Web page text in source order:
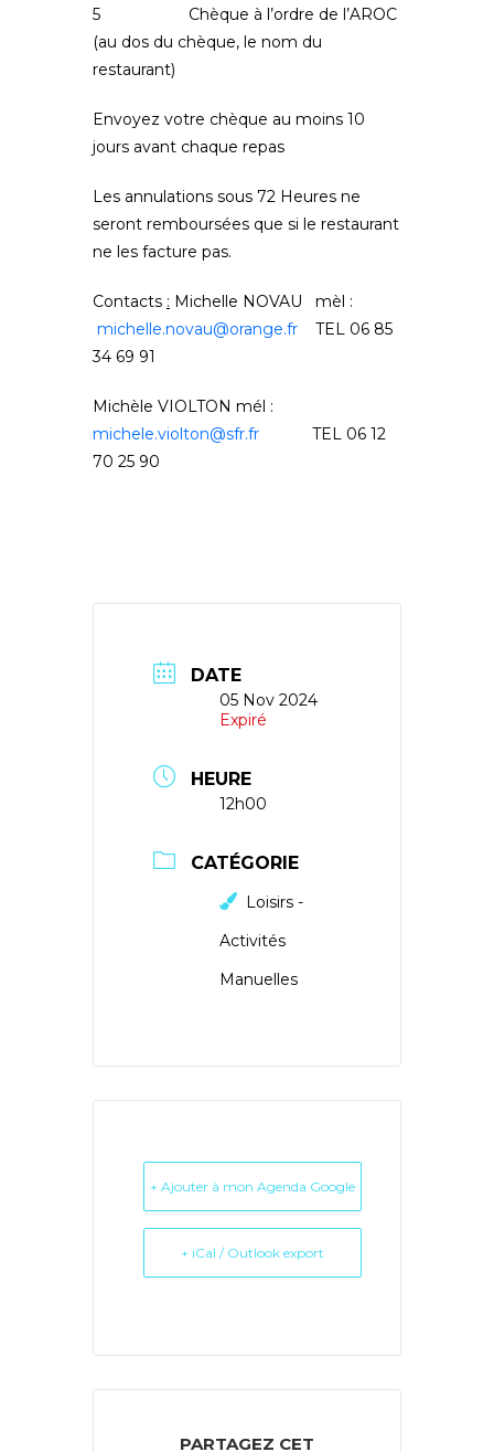
5 Chèque à l’ordre de l’AROC
(au dos du chèque, le nom du
restaurant)
Envoyez votre chèque au moins 10
jours avant chaque repas
Les annulations sous 72 Heures ne
seront remboursées que si le restaurant
ne les facture pas.
Contacts : Michelle NOVAU mèl :
michelle.novau@orange.fr
TEL 06 85
34 69 91
Michèle VIOLTON mél :
michele.violton@sfr.fr
TEL 06 12
70 25 90
DATE
05 Nov 2024
Expiré
HEURE
12h00
CATÉGORIE
Loisirs -
Activités
Manuelles
+ Ajouter à mon Agenda Google
+ iCal / Outlook export
PARTAGEZ CET